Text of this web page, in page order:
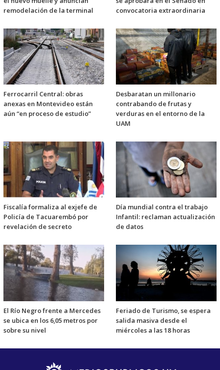
remodelación de la terminal
convocatoria extraordinaria
Ferrocarril Central: obras
anexas en Montevideo están
aún “en proceso de estudio”
Desbaratan un millonario
contrabando de frutas y
verduras en el entorno de la
UAM
Fiscalía formaliza al exjefe de
Policía de Tacuarembó por
revelación de secreto
Día mundial contra el trabajo
Infantil: reclaman actualización
de datos
El Río Negro frente a Mercedes
se ubica en los 6,05 metros por
sobre su nivel
Feriado de Turismo, se espera
salida masiva desde el
miércoles a las 18 horas